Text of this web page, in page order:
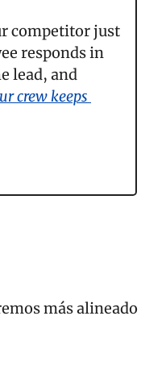
competitor just
responds in
lead, and
crew keeps
más alineado